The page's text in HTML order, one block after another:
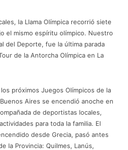
la Llama Olímpica recorrió siete
el mismo espíritu olímpico. Nuestro
del Deporte, fue la última parada
de la Antorcha Olímpica en La
próximos Juegos Olímpicos de la
Aires se encendió anoche en
de deportistas locales,
para toda la familia. El
desde Grecia, pasó antes
la Provincia: Quilmes, Lanús,